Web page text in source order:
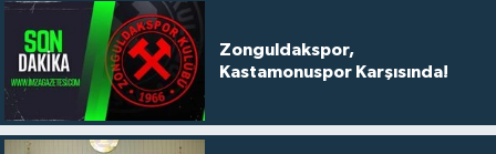
Zonguldakspor,
Kastamonuspor Karşısında!